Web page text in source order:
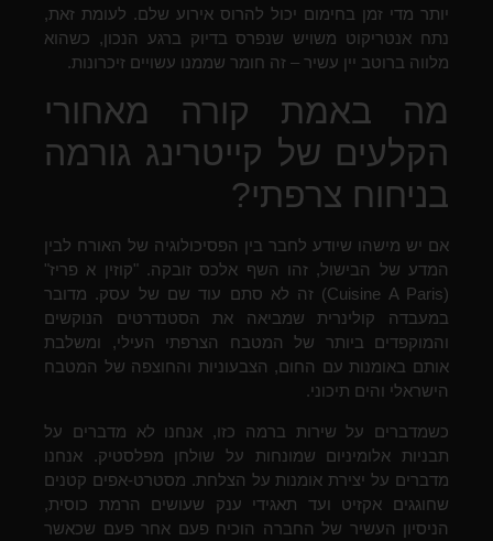
יותר מדי זמן בחימום יכול להרוס אירוע שלם. לעומת זאת,
נתח אנטריקוט משויש שנפרס בדיוק ברגע הנכון, כשהוא
מלווה ברוטב יין עשיר – זה חומר שממנו עשויים זיכרונות.
מה באמת קורה מאחורי
הקלעים של קייטרינג גורמה
בניחוח צרפתי?
אם יש מישהו שיודע לחבר בין הפסיכולוגיה של האורח לבין
המדע של הבישול, זהו השף אלכס זובקה. "קוזין א פריז"
(Cuisine A Paris) זה לא סתם עוד שם של עסק. מדובר
במעבדה קולינרית שמביאה את הסטנדרטים הנוקשים
והמוקפדים ביותר של המטבח הצרפתי העילי, ומשלבת
אותם באומנות עם החום, הצבעוניות והחוצפה של המטבח
הישראלי והים תיכוני.
כשמדברים על שירות ברמה כזו, אנחנו לא מדברים על
תבניות אלומיניום שמונחות על שולחן מפלסטיק. אנחנו
מדברים על יצירת אומנות על הצלחת. מסטרט-אפים קטנים
שחוגגים אקזיט ועד תאגידי ענק שעושים הרמת כוסית,
הניסיון העשיר של החברה הוכיח פעם אחר פעם שכאשר